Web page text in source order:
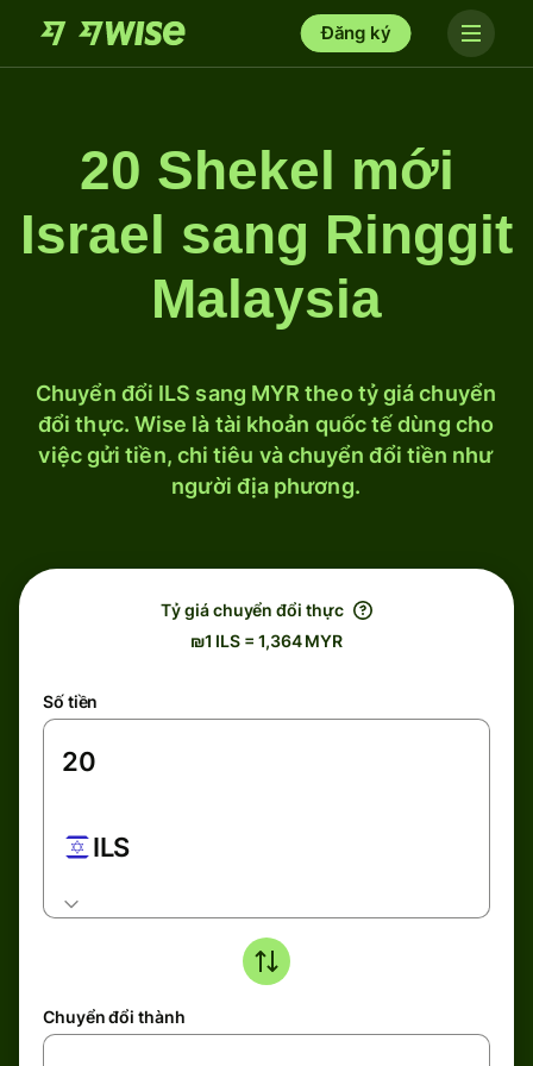
Đăng ký
20 Shekel mới
Israel sang Ringgit
Malaysia
Chuyển đổi ILS sang MYR theo tỷ giá chuyển
đổi thực. Wise là tài khoản quốc tế dùng cho
việc gửi tiền, chi tiêu và chuyển đổi tiền như
người địa phương.
Tỷ giá chuyển đổi thực
₪1 ILS = 1,364 MYR
Số tiền
ILS
Chuyển đổi thành